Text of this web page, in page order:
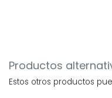
Productos
Estos otros productos